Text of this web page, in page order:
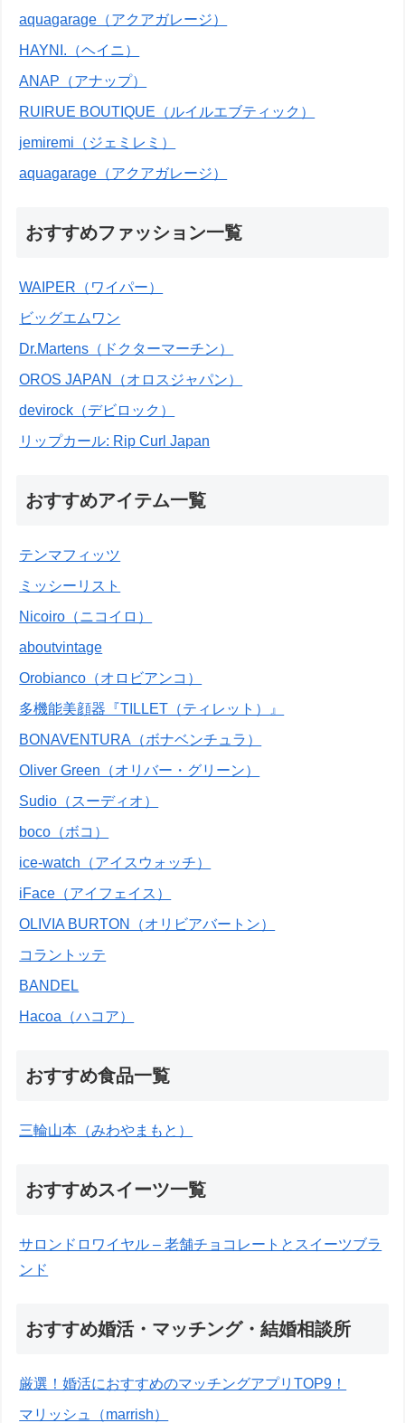
aquagarage（アクアガレージ）
HAYNI.（ヘイニ）
ANAP（アナップ）
RUIRUE BOUTIQUE（ルイルエブティック）
jemiremi（ジェミレミ）
aquagarage（アクアガレージ）
おすすめファッション一覧
WAIPER（ワイパー）
ビッグエムワン
Dr.Martens（ドクターマーチン）
OROS JAPAN（オロスジャパン）
devirock（デビロック）
リップカール: Rip Curl Japan
おすすめアイテム一覧
テンマフィッツ
ミッシーリスト
Nicoiro（ニコイロ）
aboutvintage
Orobianco（オロビアンコ）
多機能美顔器『TILLET（ティレット）』
BONAVENTURA（ボナベンチュラ）
Oliver Green（オリバー・グリーン）
Sudio（スーディオ）
boco（ボコ）
ice-watch（アイスウォッチ）
iFace（アイフェイス）
OLIVIA BURTON（オリビアバートン）
コラントッテ
BANDEL
Hacoa（ハコア）
おすすめ食品一覧
三輪山本（みわやまもと）
おすすめスイーツ一覧
サロンドロワイヤル – 老舗チョコレートとスイーツブラ
ンド
おすすめ婚活・マッチング・結婚相談所
厳選！婚活におすすめのマッチングアプリTOP9！
マリッシュ（marrish）